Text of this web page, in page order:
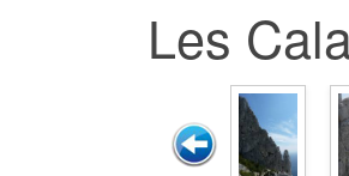
Les